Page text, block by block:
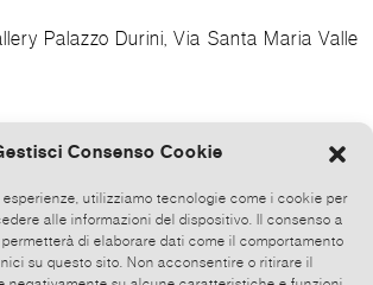
Consenso Cookie
esperienze, utilizziamo tecnologie come i cookie per
alle informazioni del dispositivo. Il consenso a
di elaborare dati come il comportamento
su questo sito. Non acconsentire o ritirare il
Palazzo Durini, Via Santa Maria Valle
ore 10.00-13.00 e 15.00-19.00;